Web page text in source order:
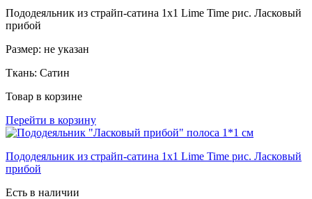
Пододеяльник из страйп-сатина 1х1 Lime Time рис. Ласковый
прибой
Размер: не указан
Ткань: Сатин
Товар в корзине
Перейти в корзину
Пододеяльник из страйп-сатина 1х1 Lime Time рис. Ласковый
прибой
Есть в наличии